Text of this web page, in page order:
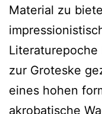
Material zu
Literaturepoche
zur Groteske
eines hohen
akrobatische